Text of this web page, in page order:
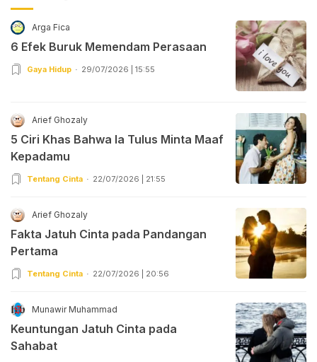
Arga Fica
6 Efek Buruk Memendam Perasaan
Gaya Hidup 29/07/2026 | 15:55
Arief Ghozaly
5 Ciri Khas Bahwa Ia Tulus Minta Maaf
Kepadamu
Tentang Cinta 22/07/2026 | 21:55
Arief Ghozaly
Fakta Jatuh Cinta pada Pandangan
Pertama
Tentang Cinta 22/07/2026 | 20:56
Munawir Muhammad
Keuntungan Jatuh Cinta pada
Sahabat